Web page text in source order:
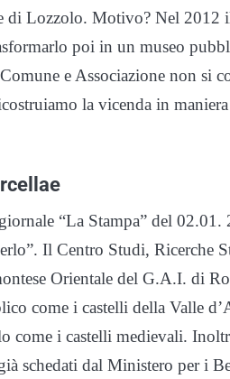
di Lozzolo. Motivo? Nel 2012
poi in un museo
e Associazione non si
la vicenda in
“La Stampa” del
Il Centro Studi, Ricerche
Orientale del G.A.I. di
come i castelli della Valle
come i castelli medievali.
schedati dal Ministero per i